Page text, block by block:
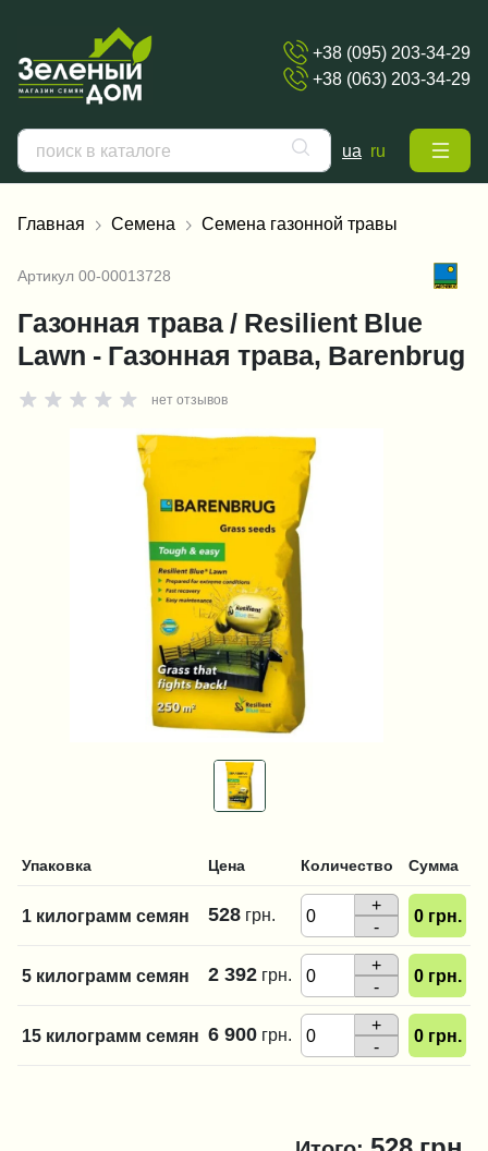
+38 (095) 203-34-29
+38 (063) 203-34-29
ua ru
Главная Семена Семена газонной травы
Артикул 00-00013728
Газонная трава / Resilient Blue
Lawn - Газонная трава, Barenbrug
нет отзывов
Упаковка Цена Количество Сумма
1 килограмм семян 528 грн.
+
-
0 грн.
5 килограмм семян 2 392 грн.
+
-
0 грн.
15 килограмм семян 6 900 грн.
+
-
0 грн.